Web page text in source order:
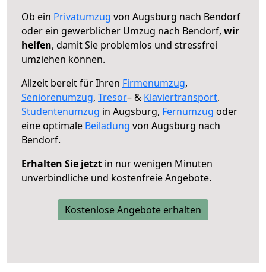
Ob ein Privatumzug von Augsburg nach Bendorf
oder ein gewerblicher Umzug nach Bendorf, wir
helfen, damit Sie problemlos und stressfrei
umziehen können.
Allzeit bereit für Ihren Firmenumzug,
Seniorenumzug, Tresor– & Klaviertransport,
Studentenumzug in Augsburg, Fernumzug oder
eine optimale Beiladung von Augsburg nach
Bendorf.
Erhalten Sie jetzt in nur wenigen Minuten
unverbindliche und kostenfreie Angebote.
Kostenlose Angebote erhalten